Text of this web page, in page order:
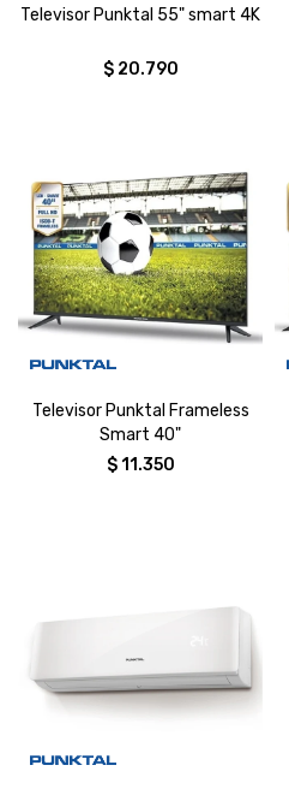
Televisor Punktal 55" smart 4K
$ 20.790
Televisor Punktal Frameless
Smart 40"
$ 11.350